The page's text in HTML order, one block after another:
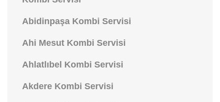
Abidinpaşa Kombi Servisi
Ahi Mesut Kombi Servisi
Ahlatlıbel Kombi Servisi
Akdere Kombi Servisi